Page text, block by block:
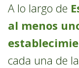
A lo largo de
al menos
cada una de